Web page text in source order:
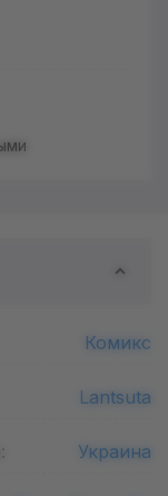
Комикс
Lantsuta
Украина